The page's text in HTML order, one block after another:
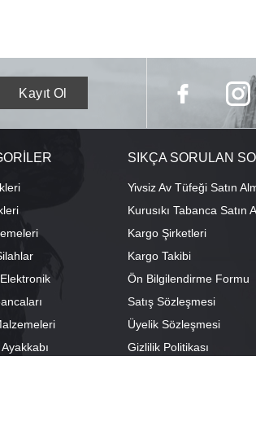
SIKÇA SORULAN
Yivsiz Av Tüfeği Satın
Kurusıkı Tabanca Satın
Kargo Şirketleri
Kargo Takibi
Ön Bilgilendirme Formu
Satış Sözleşmesi
Üyelik Sözleşmesi
Gizlilik Politikası